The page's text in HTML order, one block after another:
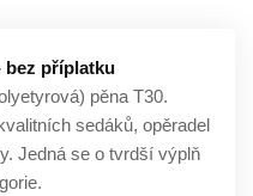
bez příplatku
pěna T30.
sedáků, opěradel
Jedná se o tvrdší výplň